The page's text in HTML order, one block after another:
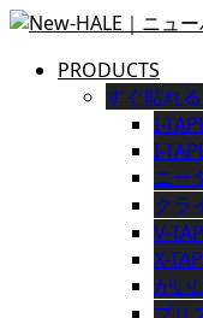
PRODUCTS
すぐ貼れ
I-
I-
ニー
クラ
V-
X-
がい